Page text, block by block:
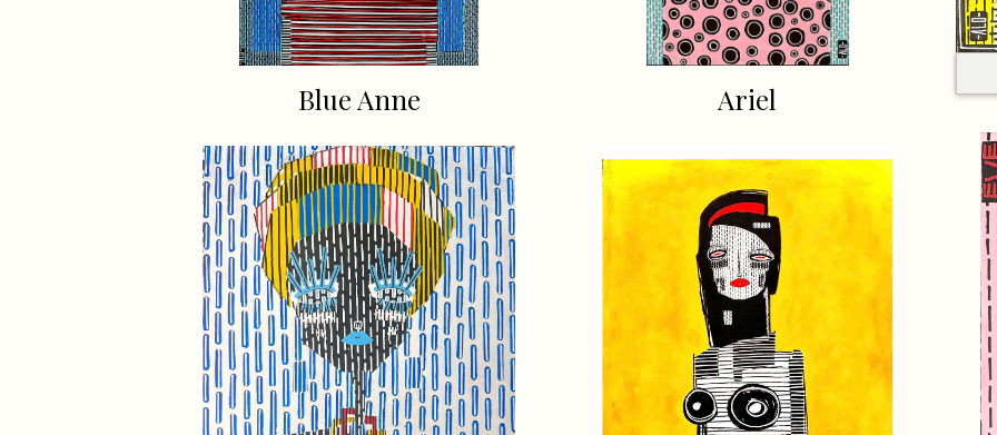
Blue Anne Ariel